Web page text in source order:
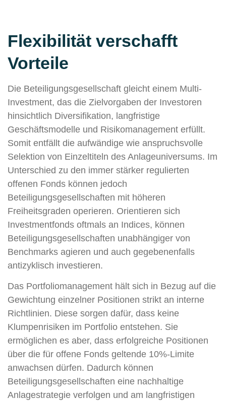
Flexibilität verschafft
Vorteile
Die Beteiligungsgesellschaft gleicht einem Multi-
Investment, das die Zielvorgaben der Investoren
hinsichtlich Diversifikation, langfristige
Geschäftsmodelle und Risikomanagement erfüllt.
Somit entfällt die aufwändige wie anspruchsvolle
Selektion von Einzeltiteln des Anlageuniversums. Im
Unterschied zu den immer stärker regulierten
offenen Fonds können jedoch
Beteiligungsgesellschaften mit höheren
Freiheitsgraden operieren. Orientieren sich
Investmentfonds oftmals an Indices, können
Beteiligungsgesellschaften unabhängiger von
Benchmarks agieren und auch gegebenenfalls
antizyklisch investieren.
Das Portfoliomanagement hält sich in Bezug auf die
Gewichtung einzelner Positionen strikt an interne
Richtlinien. Diese sorgen dafür, dass keine
Klumpenrisiken im Portfolio entstehen. Sie
ermöglichen es aber, dass erfolgreiche Positionen
über die für offene Fonds geltende 10%-Limite
anwachsen dürfen. Dadurch können
Beteiligungsgesellschaften eine nachhaltige
Anlagestrategie verfolgen und am langfristigen